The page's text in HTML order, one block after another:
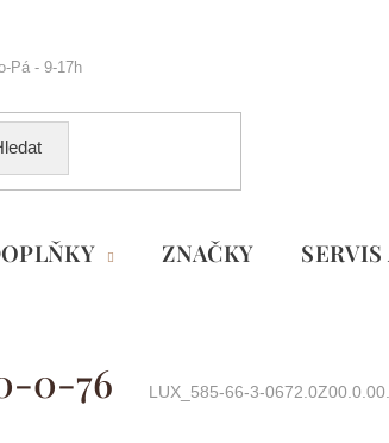
ZNAČKY
0-76 LUX_585-66-3-